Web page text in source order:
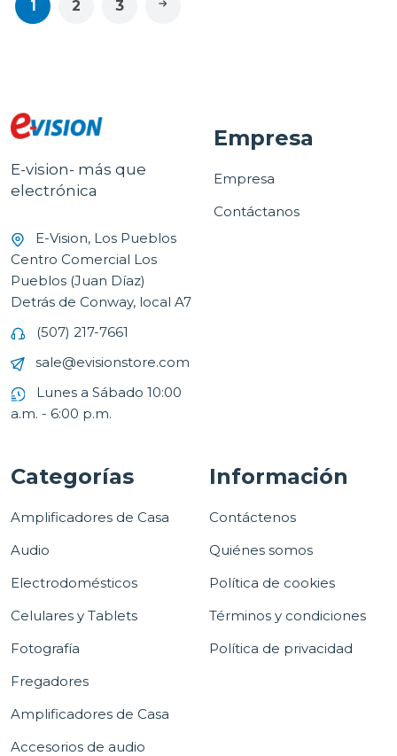
1 2 3
E-vision- más que
electrónica
E-Vision, Los Pueblos
Centro Comercial Los
Pueblos (Juan Díaz)
Detrás de Conway, local A7
(507) 217-7661
sale@evisionstore.com
Lunes a Sábado 10:00
a.m. - 6:00 p.m.
Empresa
Empresa
Contáctanos
Categorías
Amplificadores de Casa
Audio
Electrodomésticos
Celulares y Tablets
Fotografía
Fregadores
Amplificadores de Casa
Accesorios de audio
Información
Contáctenos
Quiénes somos
Política de cookies
Términos y condiciones
Política de privacidad